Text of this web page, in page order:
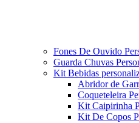
Fones De Ouvido
Guarda Chuvas
Kit Bebidas
Abridor de
Coqueteleira
Kit Caipirinha
Kit De Copos